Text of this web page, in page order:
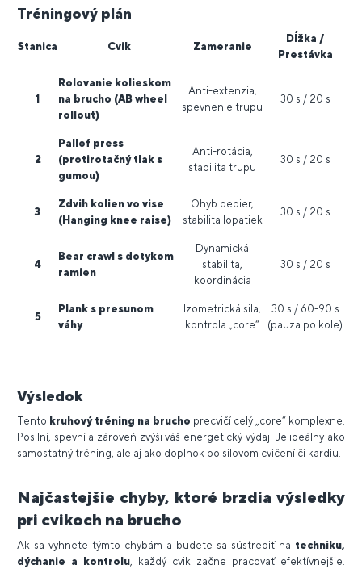
Tréningový plán
Stanica Cvik Zameranie
Dĺžka /
Prestávka
1
Rolovanie kolieskom
na brucho (AB wheel
rollout)
Anti-extenzia,
spevnenie trupu
30 s / 20 s
2
Pallof press
(protirotačný tlak s
gumou)
Anti-rotácia,
stabilita trupu
30 s / 20 s
3
Zdvih kolien vo vise
(Hanging knee raise)
Ohyb bedier,
stabilita lopatiek
30 s / 20 s
4
Bear crawl s dotykom
ramien
Dynamická
stabilita,
koordinácia
30 s / 20 s
5
Plank s presunom
váhy
Izometrická sila,
kontrola „core“
30 s / 60-90 s
(pauza po kole)
Výsledok
Tento kruhový tréning na brucho precvičí celý „core“ komplexne.
Posilní, spevní a zároveň zvýši váš energetický výdaj. Je ideálny ako
samostatný tréning, ale aj ako doplnok po silovom cvičení či kardiu.
Najčastejšie chyby, ktoré brzdia výsledky
pri cvikoch na brucho
Ak sa vyhnete týmto chybám a budete sa sústrediť na techniku,
dýchanie a kontrolu , každý cvik začne pracovať efektívnejšie.